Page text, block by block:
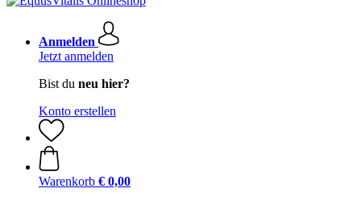
Anmelden
Jetzt anmelden
Bist du neu hier?
Konto erstellen
Warenkorb € 0,00